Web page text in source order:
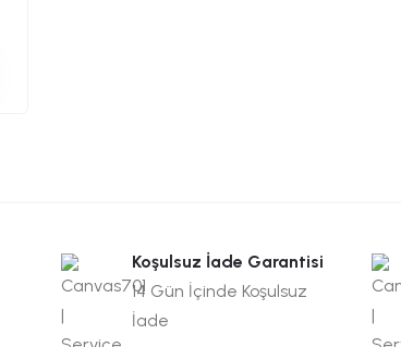
Koşulsuz İade Garantisi
14 Gün İçinde Koşulsuz
İade